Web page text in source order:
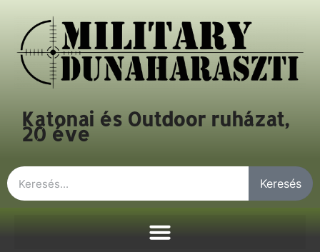
Katonai és Outdoor ruházat,
20 éve
Keresés